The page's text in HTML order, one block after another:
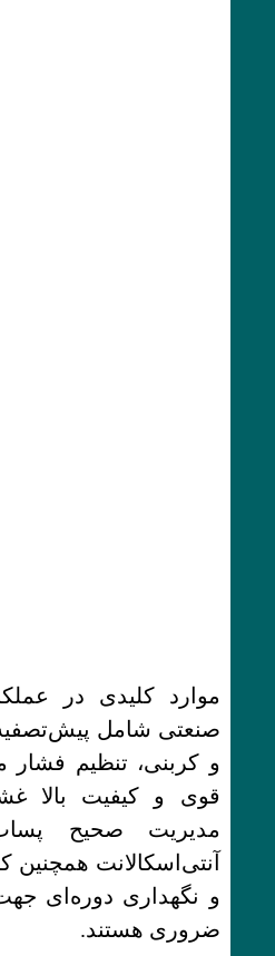
موارد کلیدی در
صنعتی شامل پیش‌تصفیه
و کربنی، تنظیم فشار
قوی و کیفیت بالا
مدیریت صحیح
آنتی‌اسکالانت همچنین
و نگهداری دوره‌ای
ضروری هستند.